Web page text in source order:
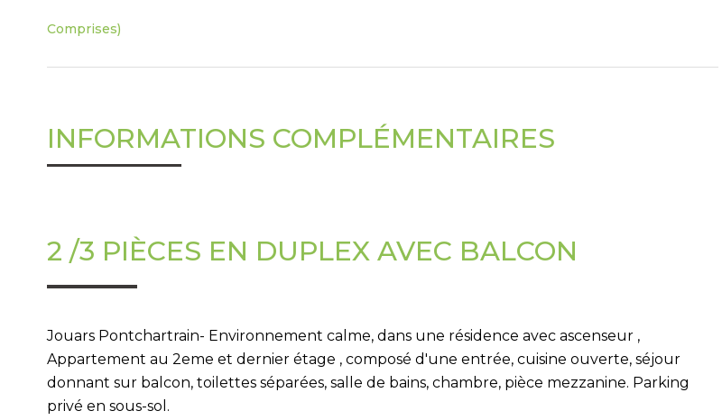
Comprises)
INFORMATIONS COMPLÉMENTAIRES
2 /3 PIÈCES EN DUPLEX AVEC BALCON
Jouars Pontchartrain- Environnement calme, dans une résidence avec ascenseur ,
Appartement au 2eme et dernier étage , composé d'une entrée, cuisine ouverte, séjour
donnant sur balcon, toilettes séparées, salle de bains, chambre, pièce mezzanine. Parking
privé en sous-sol.